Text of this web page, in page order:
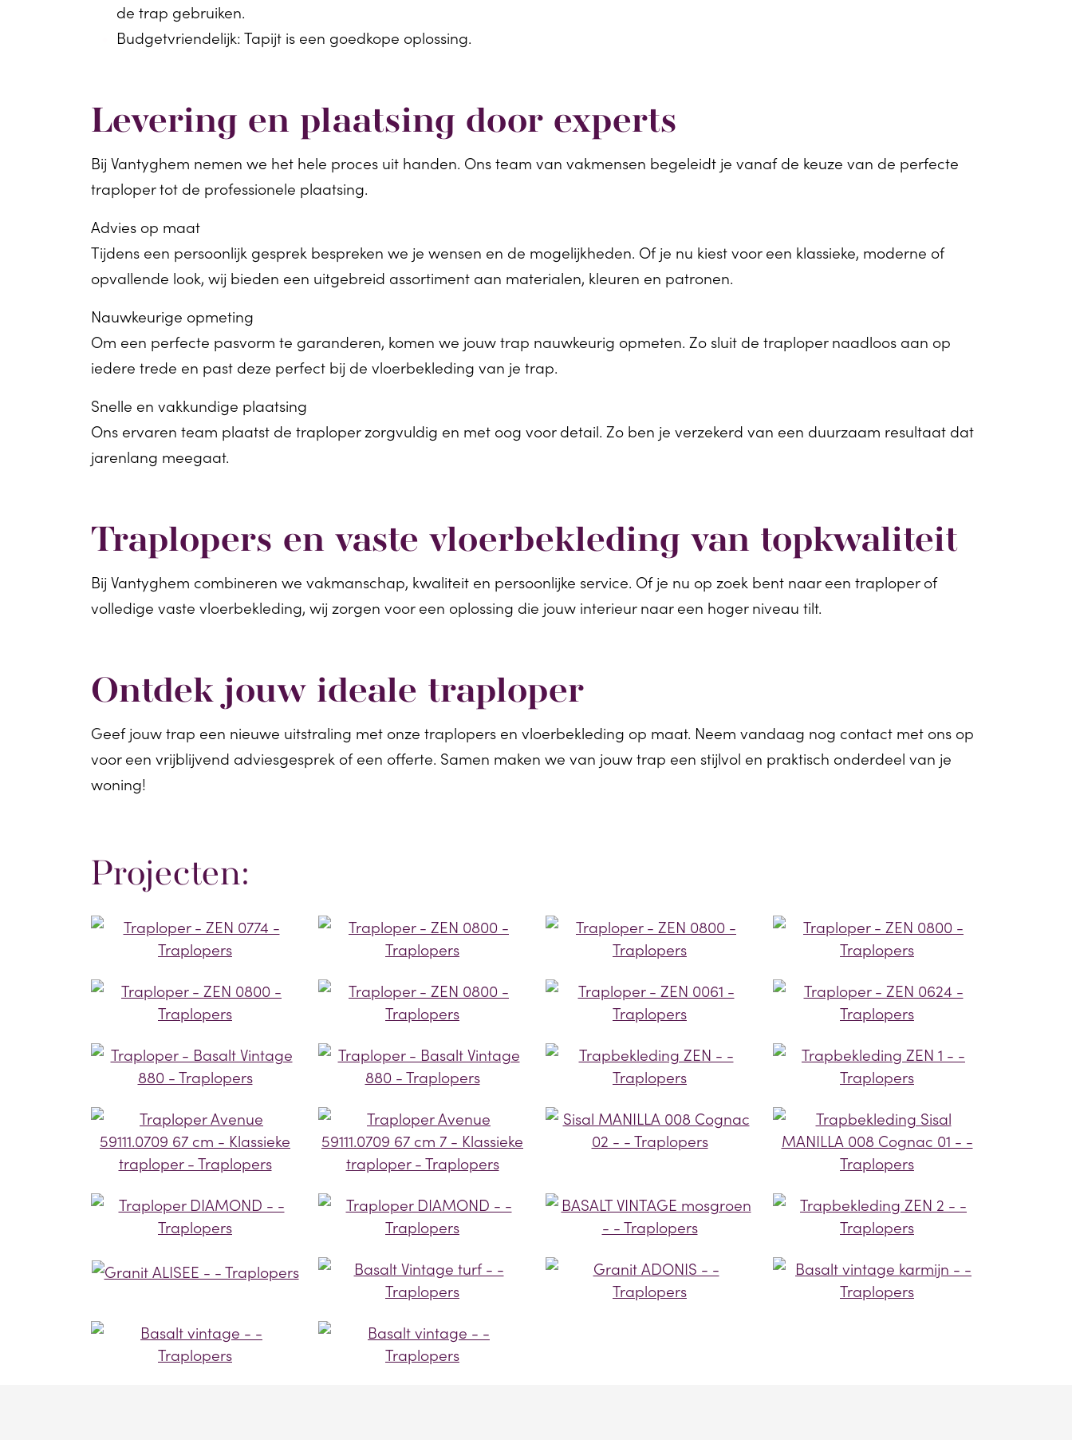
de trap gebruiken.
Budgetvriendelijk: Tapijt is een goedkope oplossing.
Levering en plaatsing door experts
Bij Vantyghem nemen we het hele proces uit handen. Ons team van vakmensen begeleidt je vanaf de keuze van de perfecte
traploper tot de professionele plaatsing.
Advies op maat
Tijdens een persoonlijk gesprek bespreken we je wensen en de mogelijkheden. Of je nu kiest voor een klassieke, moderne of
opvallende look, wij bieden een uitgebreid assortiment aan materialen, kleuren en patronen.
Nauwkeurige opmeting
Om een perfecte pasvorm te garanderen, komen we jouw trap nauwkeurig opmeten. Zo sluit de traploper naadloos aan op
iedere trede en past deze perfect bij de vloerbekleding van je trap.
Snelle en vakkundige plaatsing
Ons ervaren team plaatst de traploper zorgvuldig en met oog voor detail. Zo ben je verzekerd van een duurzaam resultaat dat
jarenlang meegaat.
Traplopers en vaste vloerbekleding van topkwaliteit
Bij Vantyghem combineren we vakmanschap, kwaliteit en persoonlijke service. Of je nu op zoek bent naar een traploper of
volledige vaste vloerbekleding, wij zorgen voor een oplossing die jouw interieur naar een hoger niveau tilt.
Ontdek jouw ideale traploper
Geef jouw trap een nieuwe uitstraling met onze traplopers en vloerbekleding op maat. Neem vandaag nog contact met ons op
voor een vrijblijvend adviesgesprek of een offerte. Samen maken we van jouw trap een stijlvol en praktisch onderdeel van je
woning!
Projecten: